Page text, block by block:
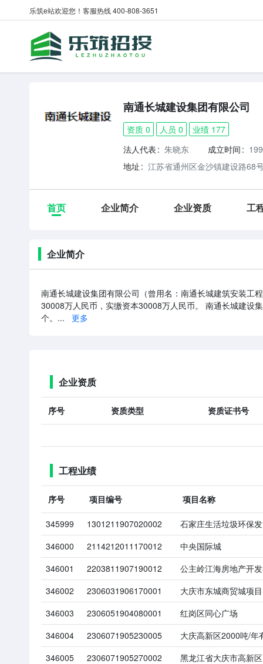
乐筑e站欢迎您！客服热线 400-808-3651
南通长城建设集团有限公司
资质 0 人员 0
业绩 177
法人代表
朱晓东 成立时间
地址
江苏省通州区金沙镇建设路68
首页 企业简介 企业资质 工
企业简介
南通长城建设集团有限公司（曾用名：南通长城建筑安装工
30008万人民币，实缴资本30008万人民币。 南通长城建设
个。...
更多
企业资质
序号 资质类型 资质证书号
工程业绩
序号 项目编号 项目名称
345999 1301211907020002
石家庄生活垃圾环保
346000
2114212011170012
中央国际城
346001
2203811907190012
公主岭江海房地产开
346002
2306031906170001
大庆市东城商贸城项目
346003
2306051904080001
红岗区同心广场
346004
2306071905230005
大庆高新区2000吨/年
346005
2306071905270002
黑龙江省大庆市高新